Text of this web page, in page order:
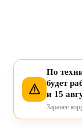
По
будет
и 15
Заранее